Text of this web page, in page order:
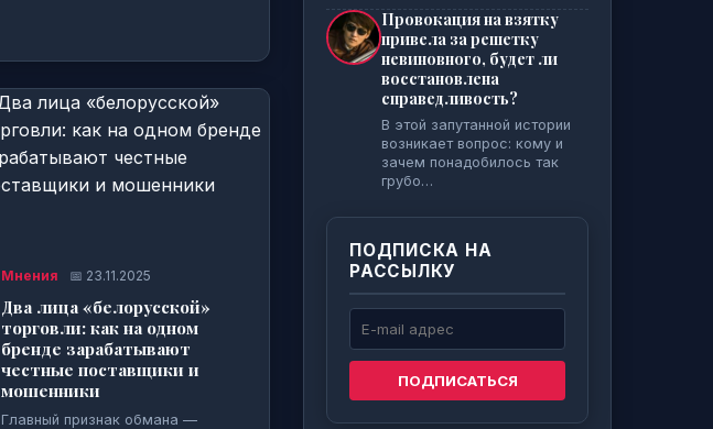
Мнения 📅 23.11.2025
Два лица «белорусской»
торговли: как на одном
бренде зарабатывают
честные поставщики и
мошенники
Главный признак обмана —
Провокация на взятку
привела за решетку
невиновного, будет ли
восстановлена
справедливость?
В этой запутанной истории
возникает вопрос: кому и
зачем понадобилось так
грубо…
ПОДПИСКА НА
РАССЫЛКУ
ПОДПИСАТЬСЯ